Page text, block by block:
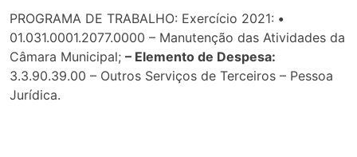
PROGRAMA DE TRABALHO: Exercício 2021: •
01.031.0001.2077.0000 – Manutenção das Atividades da
Câmara Municipal; – Elemento de Despesa:
3.3.90.39.00 – Outros Serviços de Terceiros – Pessoa
Jurídica.